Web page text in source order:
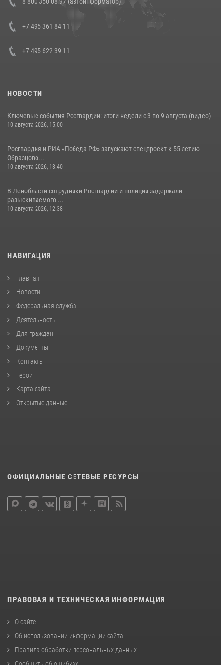
В Челябинске росгвардейцы задержали злоумышленников,
напавших на бригаду скорой помощи (видео)
14 июля 2026, 12:20
+7 495 361 84 11
+7 495 622 39 11
НОВОСТИ
Ключевые события Росгвардии: итоги недели с 3 по 9 августа (видео)
10 августа 2026, 15:00
Росгвардия и РИА «Победа РФ» запускают спецпроект к 55-летию
Образцово...
10 августа 2026, 13:40
В Ленобласти сотрудники Росгвардии и полиции задержали
разыскиваемого ...
10 августа 2026, 12:38
НАВИГАЦИЯ
Главная
Новости
Федеральная служба
Деятельность
Для граждан
Документы
Контакты
Герои
Карта сайта
Открытые данные
ОФИЦИАЛЬНЫЕ СЕТЕВЫЕ РЕСУРСЫ
ПРАВОВАЯ И ТЕХНИЧЕСКАЯ ИНФОРМАЦИЯ
О сайте
Об использовании информации сайта
Правила обработки персональных данных
Сообщить об ошибках